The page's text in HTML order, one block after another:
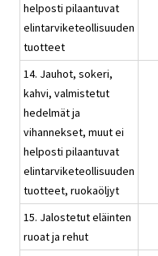
helposti pilaantuvat
elintarviketeollisuuden
tuotteet
14. Jauhot, sokeri,
kahvi, valmistetut
hedelmät ja
vihannekset, muut ei
helposti pilaantuvat
elintarviketeollisuuden
tuotteet, ruokaöljyt
15. Jalostetut eläinten
ruoat ja rehut